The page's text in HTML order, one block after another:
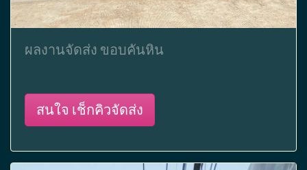
ผลงานจัดส่ง ขอบคันหิน
สนใจ เช็กคิวจัดส่ง